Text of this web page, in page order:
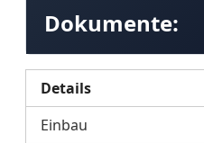
Dokumente:
Details
Einbau